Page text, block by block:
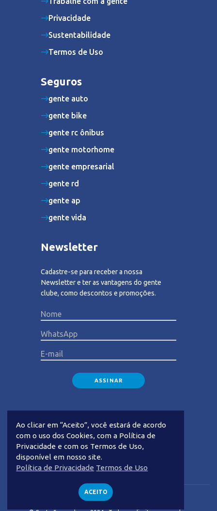
Privacidade
Sustentabilidade
Termos de Uso
Seguros
gente auto
gente bike
gente rc ônibus
gente motorhome
gente empresarial
gente rd
gente ap
gente vida
Newsletter
Cadastre-se para receber a nossa
Newsletter e ter as vantagens do gente
clube, como descontos e promoções.
Privacidade Termos de Uso
Ao clicar em “Aceito”, você estará de acordo
com o uso dos Cookies, com a Política de
Privacidade e com os Termos de Uso,
disponível em nosso site.
Política de Privacidade Termos de Uso
ACEITO